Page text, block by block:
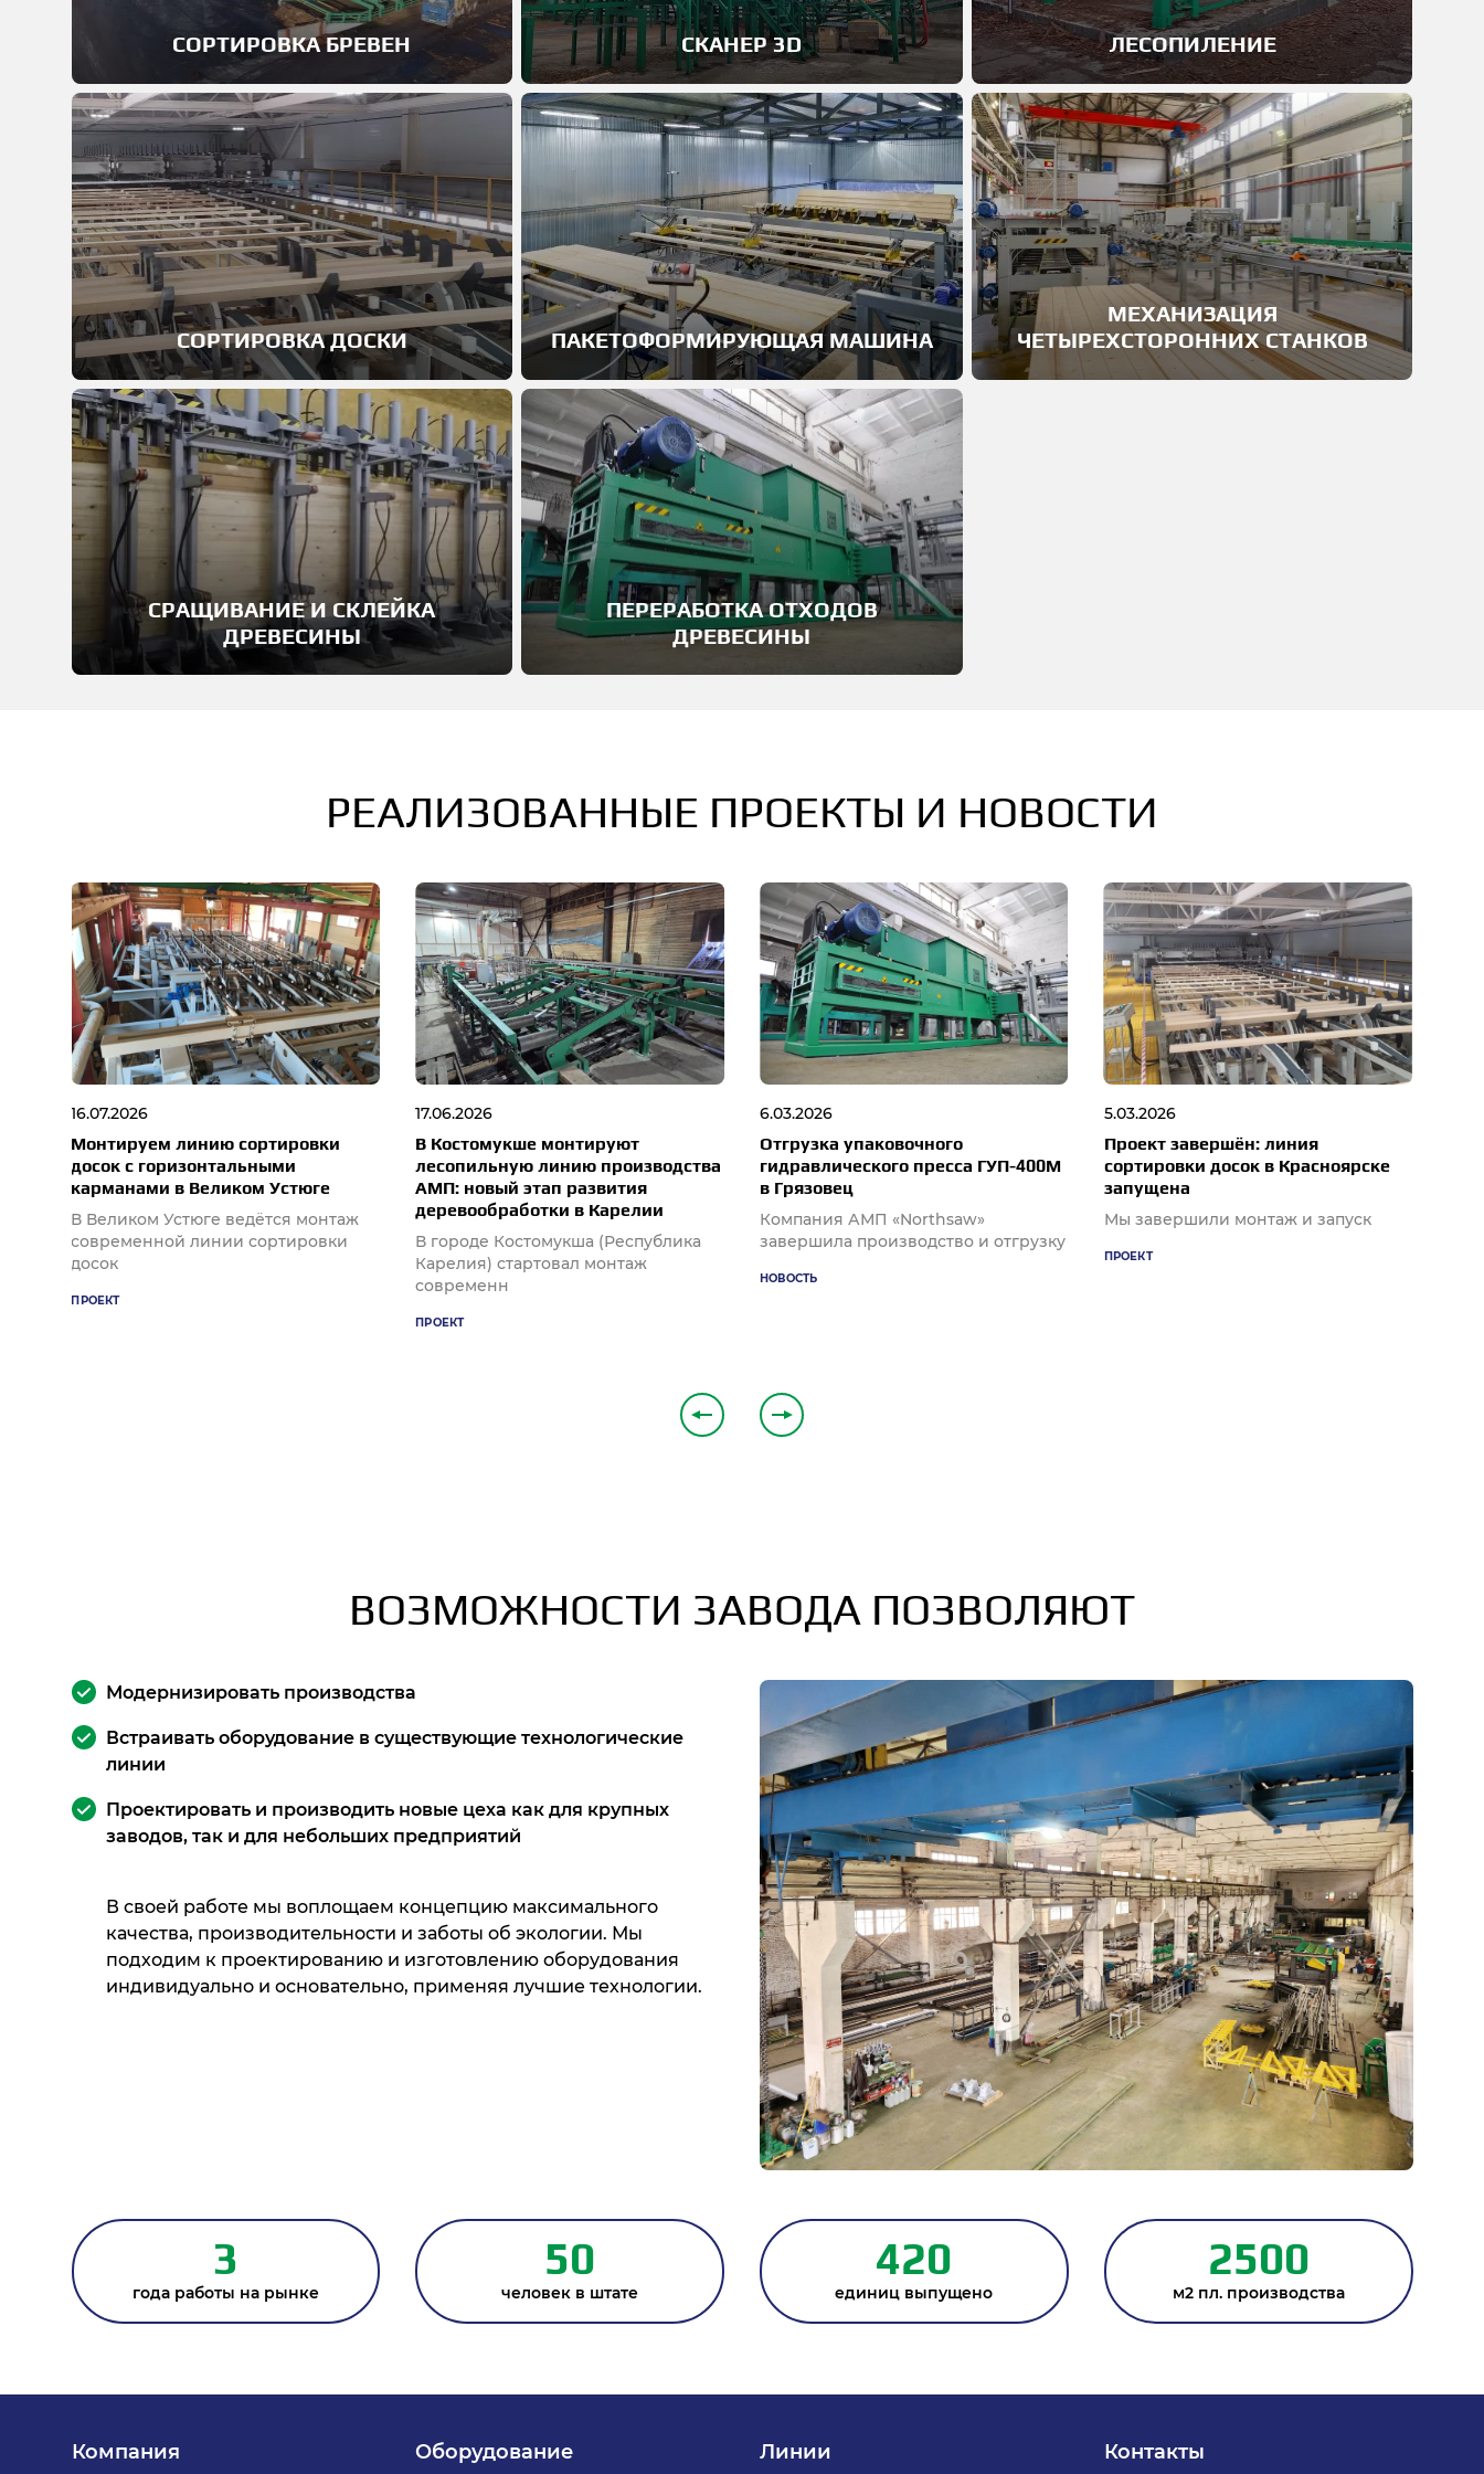
СОРТИРОВКА БРЕВЕН СКАНЕР 3D
Автоматизация сортировки бревен
позволяет ускорить процесс учета и
сортировки, уменьшить количество рабочих
мест и максимально уйти от ошибок
ЛЕСОПИЛЕНИЕ
СОРТИРОВКА ДОСКИ ПАКЕТОФОРМИРУЮЩАЯ МАШИНА
МЕХАНИЗАЦИЯ
ЧЕТЫРЕХСТОРОННИХ СТАНКОВ
СРАЩИВАНИЕ И СКЛЕЙКА
ДРЕВЕСИНЫ
ПЕРЕРАБОТКА ОТХОДОВ
ДРЕВЕСИНЫ
РЕАЛИЗОВАННЫЕ ПРОЕКТЫ И НОВОСТИ
16.07.2026
Монтируем линию сортировки
досок с горизонтальными
карманами в Великом Устюге
В Великом Устюге ведётся монтаж
современной линии сортировки
досок
ПРОЕКТ
17.06.2026
В Костомукше монтируют
лесопильную линию производства
АМП: новый этап развития
деревообработки в Карелии
В городе Костомукша (Республика
Карелия) стартовал монтаж
современн
ПРОЕКТ
6.03.2026
Отгрузка упаковочного
гидравлического пресса ГУП-400М
в Грязовец
Компания АМП «Northsaw»
завершила производство и отгрузку
НОВОСТЬ
5.03.2026
Проект завершён: линия
сортировки досок в Красноярске
запущена
Мы завершили монтаж и запуск
ПРОЕКТ
ВОЗМОЖНОСТИ ЗАВОДА ПОЗВОЛЯЮТ
Модернизировать производства
Встраивать оборудование в существующие технологические
линии
Проектировать и производить новые цеха как для крупных
заводов, так и для небольших предприятий
В своей работе мы воплощаем концепцию максимального
качества, производительности и заботы об экологии. Мы
подходим к проектированию и изготовлению оборудования
индивидуально и основательно, применяя лучшие технологии.
3
года работы на рынке
50
человек в штате
420
единиц выпущено
2500
м2 пл. производства
Компания Оборудование Линии Контакты